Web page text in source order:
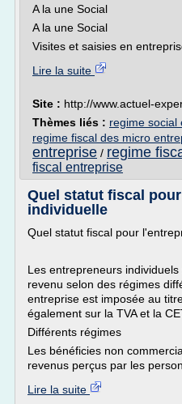
A la une Social
A la une Social
Visites et saisies en
Lire la suite
Site : http://www.actuel-
Thèmes liés : regime social
regime fiscal des micro
entreprise / regime
fiscal entreprise
Quel statut fiscal
individuelle
Quel statut fiscal pour
Les entrepreneurs
revenu selon des régimes
entreprise est imposée au
également sur la TVA et la
Différents régimes
Les bénéficies non
revenus perçus par les
Lire la suite